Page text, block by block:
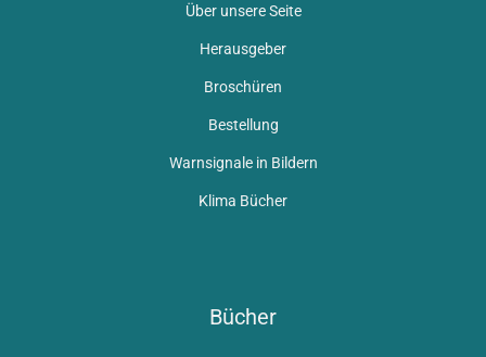
Über unsere Seite
Herausgeber
Broschüren
Bestellung
Warnsignale in Bildern
Klima Bücher
Bücher